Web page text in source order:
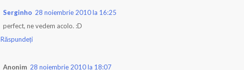
Serginho 28 noiembrie 2010 la 16:25
perfect, ne vedem acolo. :D
Răspundeți
Anonim 28 noiembrie 2010 la 18:07